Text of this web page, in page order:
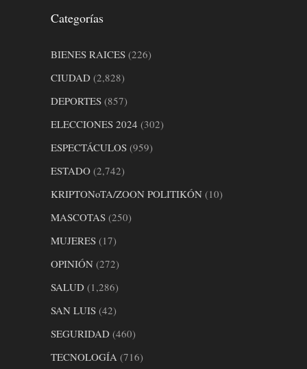
Categorías
BIENES RAICES (226)
CIUDAD (2,828)
DEPORTES (857)
ELECCIONES 2024 (302)
ESPECTÁCULOS (959)
ESTADO (2,742)
KRIPTONoTA/ZOON POLITIKÓN (10)
MASCOTAS (250)
MUJERES (17)
OPINIÓN (272)
SALUD (1,286)
SAN LUIS (42)
SEGURIDAD (460)
TECNOLOGÍA (716)